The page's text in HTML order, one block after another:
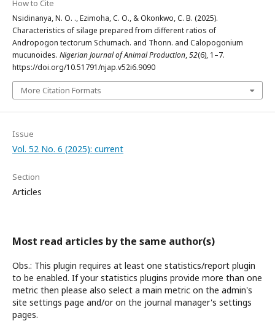
How to Cite
Nsidinanya, N. O. ., Ezimoha, C. O., & Okonkwo, C. B. (2025).
Characteristics of silage prepared from different ratios of
Andropogon tectorum Schumach. and Thonn. and Calopogonium
mucunoides. Nigerian Journal of Animal Production,52(6), 1–7.
https://doi.org/10.51791/njap.v52i6.9090
More Citation Formats
Issue
Vol. 52 No. 6 (2025): current
Section
Articles
Most read articles by the same author(s)
Obs.: This plugin requires at least one statistics/report plugin
to be enabled. If your statistics plugins provide more than one
metric then please also select a main metric on the admin's
site settings page and/or on the journal manager's settings
pages.